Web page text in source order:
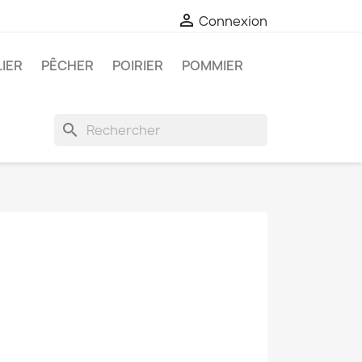
 Connexion
PÊCHER POIRIER POMMIER
search